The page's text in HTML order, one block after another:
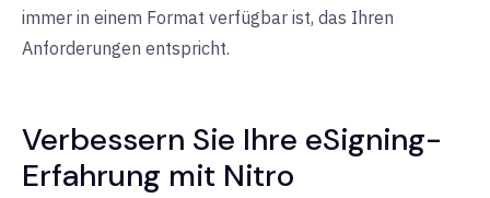
immer in einem Format verfügbar ist, das Ihren
Anforderungen entspricht.
Verbessern Sie Ihre eSigning-
Erfahrung mit Nitro